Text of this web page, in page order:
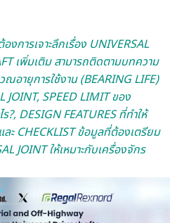
งการเจาะลึกเรื่อง UNIVERSAL
เพิ่มเติม สามารถติดตามบทความ
ณอายุการใช้งาน (BEARING LIFE)
JOINT, SPEED LIMIT ของ
?, DESIGN FEATURES ที่ทำให้
ะCHECKLIST ข้อมูลที่ต้องเตรียม
JOINT ให้เหมาะกับเครื่องจักร